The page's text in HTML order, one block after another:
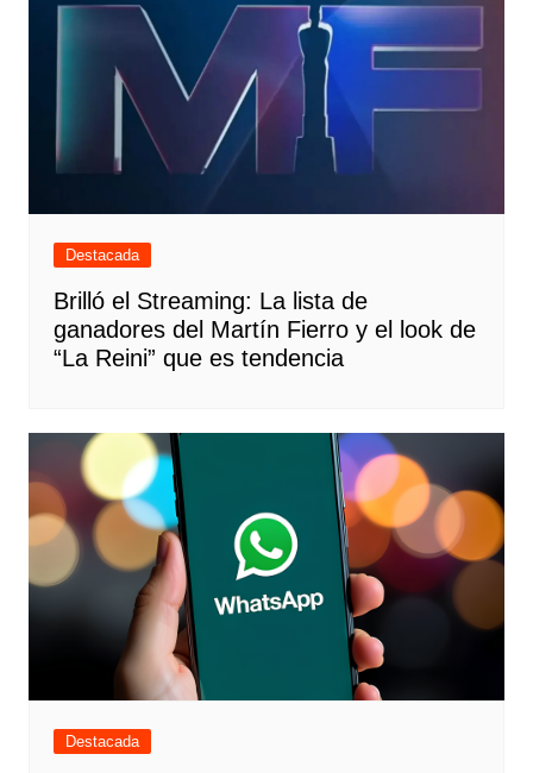
Destacada
Brilló el Streaming: La lista de
ganadores del Martín Fierro y el look de
“La Reini” que es tendencia
Destacada